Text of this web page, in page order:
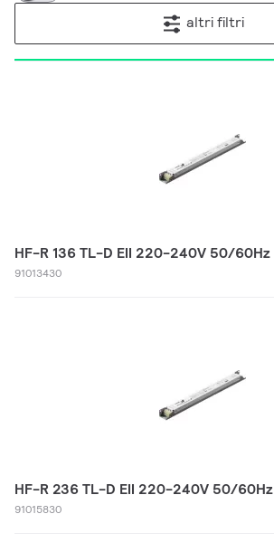
altri filtri
HF-R 136 TL-D EII 220-240V 50/60Hz
91013430
HF-R 236 TL-D EII 220-240V 50/60Hz
91015830